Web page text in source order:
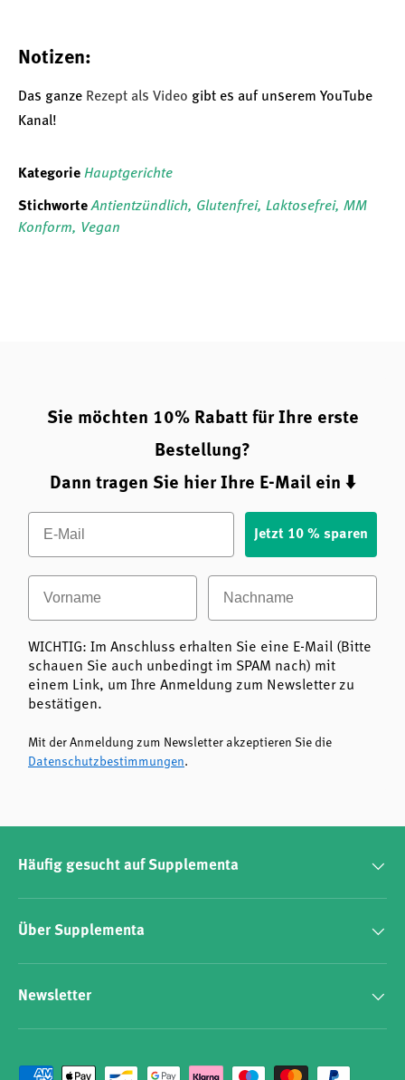
Notizen:
Das ganze Rezept als Video gibt es auf unserem YouTube
Kanal!
Kategorie Hauptgerichte
Stichworte Antientzündlich, Glutenfrei, Laktosefrei, MM
Konform, Vegan
Sie möchten 10% Rabatt für Ihre erste
Bestellung?
Dann tragen Sie hier Ihre E-Mail ein ⬇️
Email
Jetzt 10 % sparen
Vorname Nachname
WICHTIG: Im Anschluss erhalten Sie eine E-Mail (Bitte
schauen Sie auch unbedingt im SPAM nach) mit
einem Link, um Ihre Anmeldung zum Newsletter zu
bestätigen.
Mit der Anmeldung zum Newsletter akzeptieren Sie die
Datenschutzbestimmungen.
Häufig gesucht auf Supplementa
Über Supplementa
Newsletter
Zahlungsmethoden